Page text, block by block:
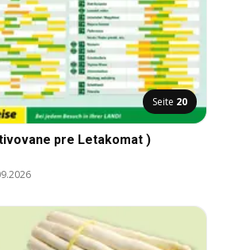
Seite 20
pre Letakomat )